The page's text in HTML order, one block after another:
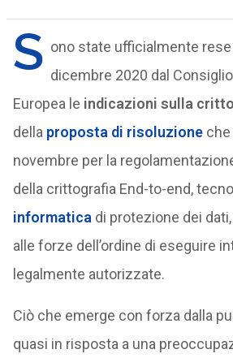
S ono state ufficialmente
dicembre 2020 dal Consiglio
Europea le indicazioni sulla
della proposta di risoluzioneche
novembre per la
della crittografia End-to-end,
informatica di protezione dei
alle forze dell’ordine di eseguire
legalmente autorizzate.
Ciò che emerge con forza dalla
quasi in risposta a una